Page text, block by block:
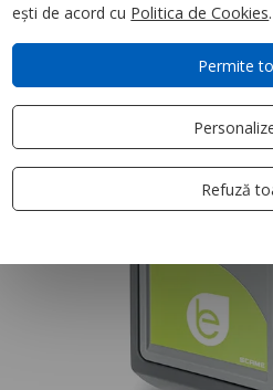
ești de acord cu Politica de Cookies.
Permite
Refuză